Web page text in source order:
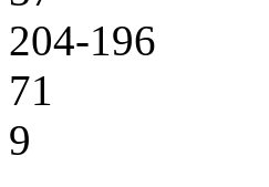
204-196
71
9